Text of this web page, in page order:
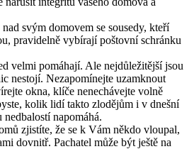
svým domovem se sousedy, kteří
pravidelně vybírají poštovní schránku
velmi pomáhají. Ale nejdůležitější jsou
nestojí. Nezapomínejte uzamknout
okna, klíče nenechávejte volně
kolik lidí takto zlodějům i v dnešní
nedbalostí napomáhá.
zjistíte, že se k Vám někdo vloupal,
dovnitř. Pachatel může být ještě na